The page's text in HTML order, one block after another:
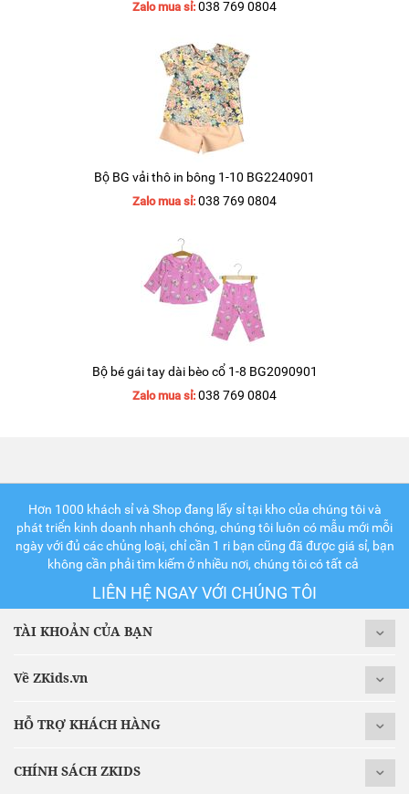
Zalo mua sỉ: 038 769 0804
Bộ BG vải thô in bông 1-10 BG2240901
Zalo mua sỉ: 038 769 0804
Bộ bé gái tay dài bèo cổ 1-8 BG2090901
Zalo mua sỉ: 038 769 0804
Hơn 1000 khách sỉ và Shop đang lấy sỉ tại kho của chúng tôi và
phát triển kinh doanh nhanh chóng, chúng tôi luôn có mẫu mới mỗi
ngày với đủ các chủng loại, chỉ cần 1 ri bạn cũng đã được giá sỉ, bạn
không cần phải tìm kiếm ở nhiều nơi, chúng tôi có tất cả
LIÊN HỆ NGAY VỚI CHÚNG TÔI
TÀI KHOẢN CỦA BẠN
Về ZKids.vn
HỖ TRỢ KHÁCH HÀNG
CHÍNH SÁCH ZKIDS